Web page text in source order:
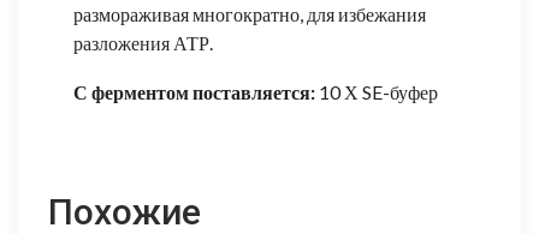
размораживая многократно, для избежания
разложения АТР.
С ферментом поставляется: 10 Х SE-буфер
Похожие